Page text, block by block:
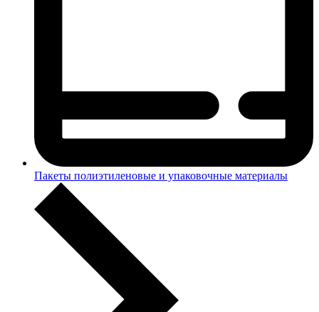
Пакеты полиэтиленовые и упаковочные материалы